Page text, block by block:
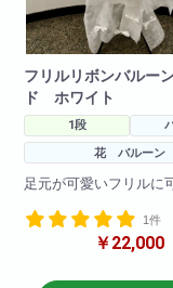
フリルリボンバルー
ド ホワイト
1段
花 バルーン
足元が可愛いフリルに
フリルや、お花、バル
色の変更も可能です!
H190
1件
￥22,000